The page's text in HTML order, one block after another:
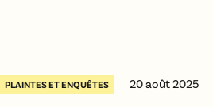
PLAINTES ET ENQUÊTES 20 août 2025